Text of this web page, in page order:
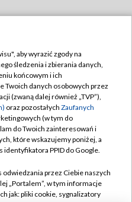
TVP
aby wyrazić zgody na
śledzenia i zbierania danych,
końcowym i ich
Twoich danych osobowych przez
(zwaną dalej również „TVP”),
oraz pozostałych Zaufanych
(w tym do
do Twoich zainteresowań i
które wskazujemy poniżej, a
identyfikatora PPID do Google.
przez Ciebie naszych
„Portalem”, w tym informacje
jak: pliki cookie, sygnalizatory